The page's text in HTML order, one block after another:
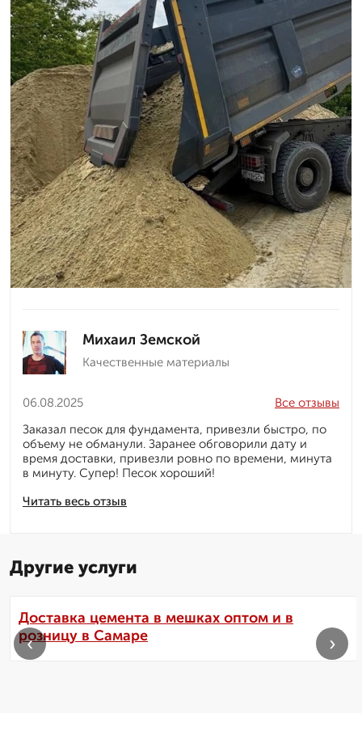
Михаил Земской
Качественные материалы
06.08.2025
Читать весь отзыв
Все отзывы
Заказал песок для фундамента, привезли быстро, по
объему не обманули. Заранее обговорили дату и
время доставки, привезли ровно по времени, минута
в минуту. Супер! Песок хороший!
Другие услуги
Доставка цемента в мешках оптом и в
розницу в Самаре
‹ ›